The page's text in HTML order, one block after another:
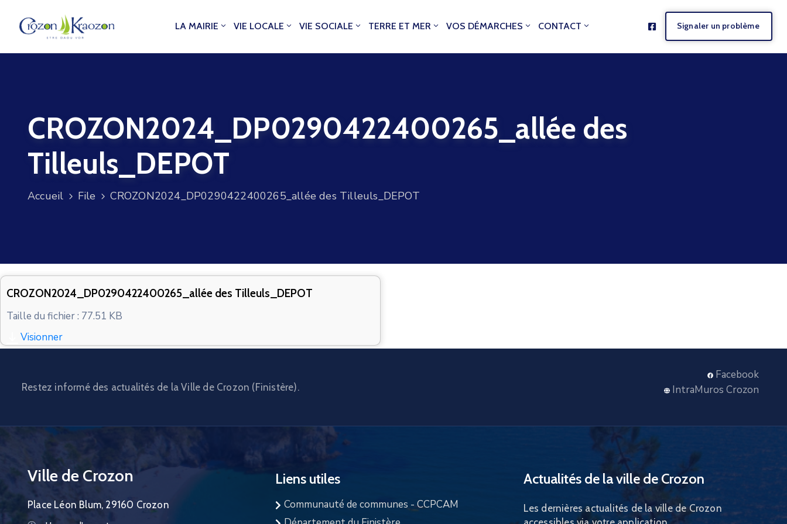
LA MAIRIE VIE LOCALE VIE SOCIALE TERRE ET MER VOS DÉMARCHES CONTACT Signaler un problème
CROZON2024_DP0290422400265_allée des
Tilleuls_DEPOT
Accueil File CROZON2024_DP0290422400265_allée des Tilleuls_DEPOT
CROZON2024_DP0290422400265_allée des Tilleuls_DEPOT
Taille du fichier : 77.51 KB
Visionner
Restez informé des actualités de la Ville de Crozon (Finistère).
Facebook
IntraMuros Crozon
Ville de Crozon
Place Léon Blum, 29160 Crozon
Liens utiles
Communauté de communes - CCPCAM
Actualités de la ville de Crozon
Les dernières actualités de la ville de Crozon